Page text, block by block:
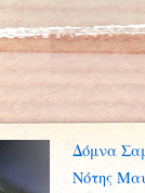
Δόμνα
Νότης